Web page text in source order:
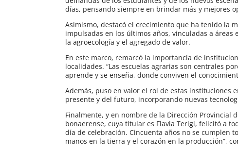
días, pensando siempre en brindar más y mejores
Asimismo, destacó el crecimiento que ha tenido la
impulsadas en los últimos años, vinculadas a
la agroecología y el agregado de valor.
En este marco, remarcó la importancia de
localidades. “Las escuelas agrarias son centrales
aprende y se enseña, donde conviven el
Además, puso en valor el rol de estas instituciones
presente y del futuro, incorporando nuevas
Finalmente, y en nombre de la Dirección Provincial
bonaerense, cuya titular es Flavia Terigi, felicitó a
día de celebración. Cincuenta años no se cumplen
manos en la tierra y el corazón en la producción”,